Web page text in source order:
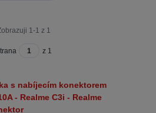
1-1 z 1
z 1